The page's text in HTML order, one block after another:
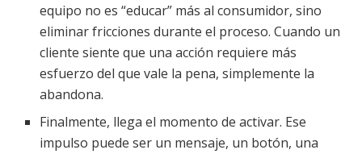
equipo no es “educar” más al consumidor, sino
eliminar fricciones durante el proceso. Cuando un
cliente siente que una acción requiere más
esfuerzo del que vale la pena, simplemente la
abandona.
Finalmente, llega el momento de activar. Ese
impulso puede ser un mensaje, un botón, una